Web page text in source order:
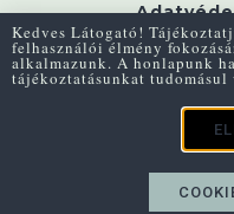
Minden jog
Kedves Látogató!
felhasználói élmény
alkalmazunk. A honlapunk
tájékoztatásunkat tudomásul